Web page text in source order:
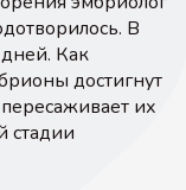
В
Как
достигнут
их
стадии